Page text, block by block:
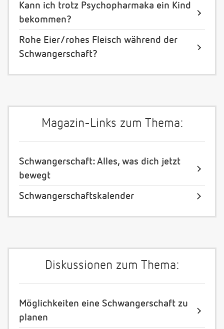
Kann ich trotz Psychopharmaka ein Kind
bekommen?
Rohe Eier/rohes Fleisch während der
Schwangerschaft?
Magazin-Links zum Thema:
Schwangerschaft: Alles, was dich jetzt
bewegt
Schwangerschaftskalender
Diskussionen zum Thema:
Möglichkeiten eine Schwangerschaft zu
planen